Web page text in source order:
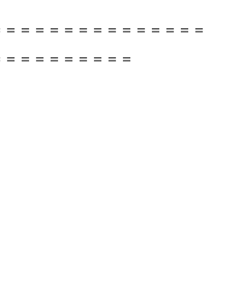
＝＝＝＝＝＝＝＝＝＝＝＝＝
＝＝＝＝＝＝＝＝